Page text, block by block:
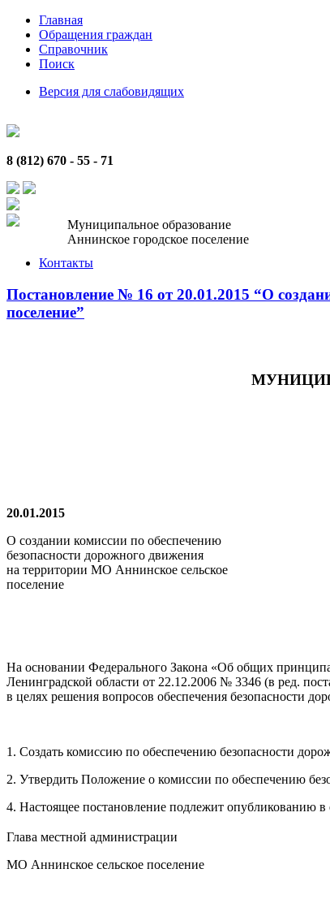
Главная
Обращения граждан
Справочник
Поиск
Версия для слабовидящих
8 (812) 670 - 55 - 71
Муниципальное образование
Аннинское городское поселение
Контакты
Постановление № 16 от 20.01.2015 “О
поселение”
О создании комиссии по обеспечению
безопасности дорожного движения
на территории МО Аннинское сельское
поселение
На основании Федерального Закона «Об общих
Ленинградской области от 22.12.2006 № 3346 (в ред.
в целях решения вопросов обеспечения безопасности
1. Создать комиссию по обеспечению безопасности
2. Утвердить Положение о комиссии по обеспечению
4. Настоящее постановление подлежит опубликованию
Глава местной администрации
МО Аннинское сельское